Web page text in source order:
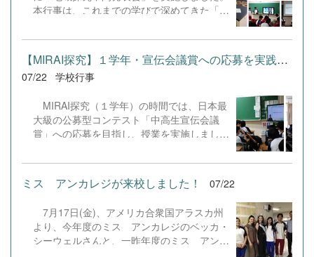
ュニケーションなど各ジャンルに及ぶ計79
た。 具体的には、各検定問題数の大幅増
加をはじめ、英語翻訳機能の追加、フォント
拡大など視認性の改善、SEO対策（タグの
最適化）によるサイト動作の快適化を実施し
新しました）。今後も生徒たちの技術と発想
力でより学びやすいサイトへと進化させてま
いりますので、検定合格に向けぜひ新しくな
ださい。 全商検定対策支援ポータルサイト
「Compath（コンパス）」 ■ 生徒アンケー
滝川西高等学校／北...
本行事は、これまでの学びで深めてきた「課
ゼンテーションし、質疑応答やフィードバッ
クを通じて論理の整合性や不足している情報
を自覚し、夏季休業以降の分析・実践プロセ
スを加速させることを目的としています。
品開発、環境デザインなど多様な12のテー
マごとに教室へ分かれ、生徒が主体となって
司会やタイムキーパーなどの進行を担いまし
意見交換が活発に行われ、互いの探究に真剣
に耳を傾ける姿が見られました。また、各会
場には企業代表や起業家、地域活動を牽引す
る外部アドバイザーの方々をお招きし、生徒
たちの問いや提案に対して社会の第一線で活
躍するプロの視点から具体的で温かいご助言
をいただきました。 生徒たちは他者の発
【MIRAI探究】１学年・宣伝会議賞への応募を実践しました
07/22 学校行事
MIRAI探究（１学年）の時間では、日本最
大級の公募型コンテスト「中高生宣伝会議
賞」への応募を目指し、授業を実施しまし
じて、変化の激しい時代に必要な「問いを立
て、考え、伝える力」を育むことを目的とし
ています。実際の企業課題に挑む経験は、進
葉が社会に届く」という主体的な学びへとつ
ながります。 授業の初日（７／１５）は
広告業界やコピーの表現技法を学び、多様な
ミス アンカレジが来校しました！ 07/22
7月17日(金)、アメリカ合衆国アラスカ州
より、今年度のミス アンカレジのベッカ・
シーウェルさんと、一昨年度のミス アンカ